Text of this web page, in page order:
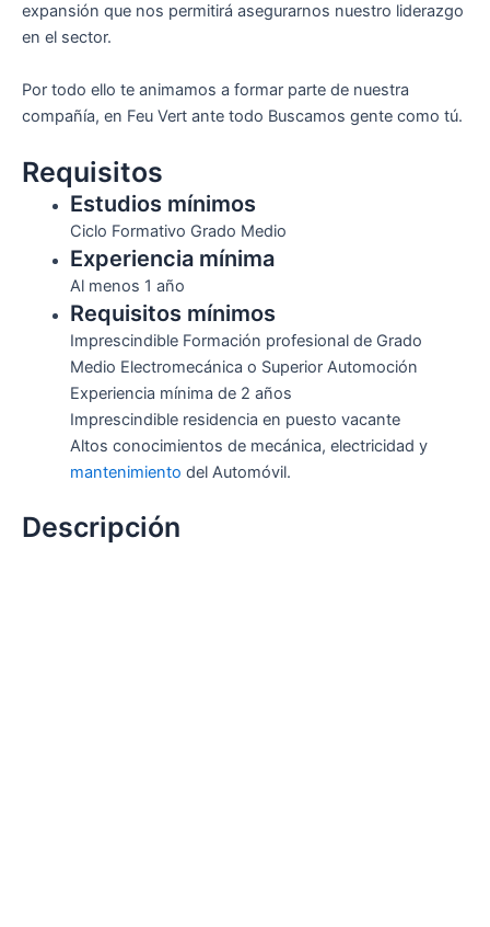
expansión que nos permitirá asegurarnos nuestro liderazgo
en el sector.
Por todo ello te animamos a formar parte de nuestra
compañía, en Feu Vert ante todo Buscamos gente como tú.
Requisitos
Estudios mínimos
Ciclo Formativo Grado Medio
Experiencia mínima
Al menos 1 año
Requisitos mínimos
Imprescindible Formación profesional de Grado
Medio Electromecánica o Superior Automoción
Experiencia mínima de 2 años
Imprescindible residencia en puesto vacante
Altos conocimientos de mecánica, electricidad y
mantenimiento del Automóvil.
Descripción